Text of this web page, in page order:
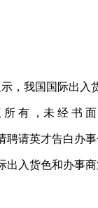
我国国际出入货
有 ，未 经 书 面
英才告白办事
货色和办事商